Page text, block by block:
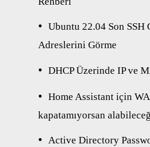
Ubuntu 22.04 Son
Adreslerini Görme
DHCP Üzerinde IP ve
Home Assistant için
kapatamıyorsan
Active Directory